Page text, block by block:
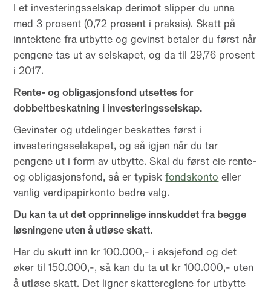
I et investeringsselskap derimot slipper du unna
med 3 prosent (0,72 prosent i praksis). Skatt på
inntektene fra utbytte og gevinst betaler du først når
pengene tas ut av selskapet, og da til 29,76 prosent
i 2017.
Rente- og obligasjonsfond utsettes for
dobbeltbeskatning i investeringsselskap.
Gevinster og utdelinger beskattes først i
investeringsselskapet, og så igjen når du tar
pengene ut i form av utbytte. Skal du først eie rente-
og obligasjonsfond, så er typiskfondskonto eller
vanlig verdipapirkonto bedre valg.
Du kan ta ut det opprinnelige innskuddet fra begge
løsningene uten å utløse skatt.
Har du skutt inn kr 100.000,- i aksjefond og det
øker til 150.000,-, så kan du ta ut kr 100.000,- uten
å utløse skatt. Det ligner skattereglene for utbytte